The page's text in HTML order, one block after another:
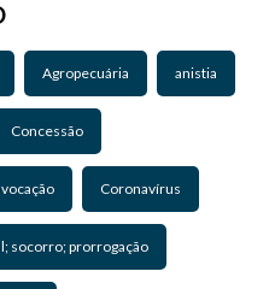
Agropecuária anistia
Concessão
Coronavírus
socorro; prorrogação